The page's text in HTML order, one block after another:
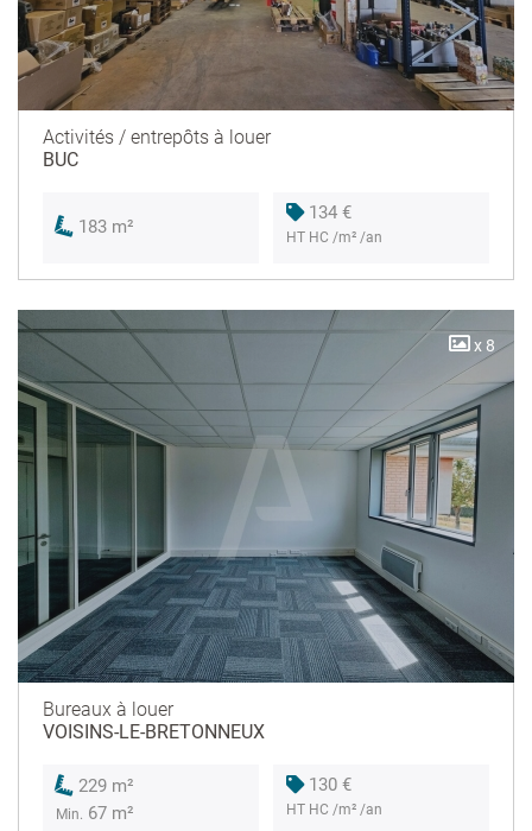
Activités / entrepôts à louer
BUC
183 m²
134 €
HT HC /m² /an
x 8
Bureaux à louer
VOISINS-LE-BRETONNEUX
229 m²
Min. 67 m²
130 €
HT HC /m² /an